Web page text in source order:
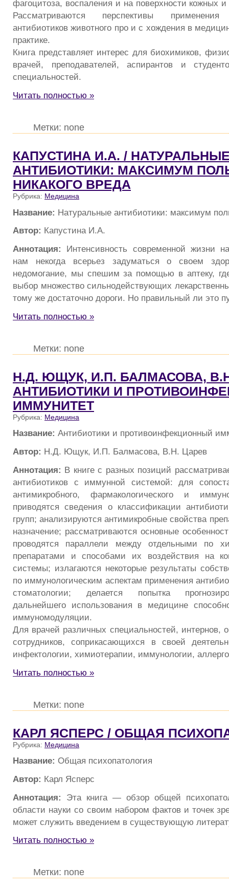
фагоцитоза, воспаления и на поверхности кожных
Рассматриваются перспективы применения
антибиотиков животного про и с хождения в
практике.
Книга представляет интерес для биохимиков,
врачей, преподавателей, аспирантов и
специальностей.
Читать полностью »
Метки: none
КАПУСТИНА И.А. /
АНТИБИОТИКИ: МАКСИМУМ
НИКАКОГО ВРЕДА
Рубрика: Медицина
Название: Натуральные антибиотики: максимум
Автор: Капустина И.А.
Аннотация: Интенсивность современной жизни
нам некогда всерьез задуматься о своем
недомогание, мы спешим за помощью в аптеку,
выбор множество сильнодействующих
тому же достаточно дороги. Но правильный ли это
Читать полностью »
Метки: none
Н.Д. ЮЩУК, И.П. БАЛМАСОВА,
АНТИБИОТИКИ И
ИММУНИТЕТ
Рубрика: Медицина
Название: Антибиотики и противоинфекционный
Автор: Н.Д. Ющук, И.П. Балмасова, В.Н. Царев
Аннотация: В книге с разных позиций
антибиотиков с иммунной системой: для
антимикробного, фармакологического и
приводятся сведения о классификации
групп; анализируются антимикробные свойства
назначение; рассматриваются основные
проводятся параллели между отдельными по
препаратами и способами их воздействия на
системы; излагаются некоторые результаты
по иммунологическим аспектам применения
стоматологии; делается попытка
дальнейшего использования в медицине
иммуномодуляции.
Для врачей различных специальностей, интернов,
сотрудников, соприкасающихся в своей
инфектологии, химиотерапии, иммунологии,
Читать полностью »
Метки: none
КАРЛ ЯСПЕРС / ОБЩАЯ
Рубрика: Медицина
Название: Общая психопатология
Автор: Карл Ясперс
Аннотация: Эта книга — обзор общей
области науки со своим набором фактов и точек
может служить введением в существующую
Читать полностью »
Метки: none